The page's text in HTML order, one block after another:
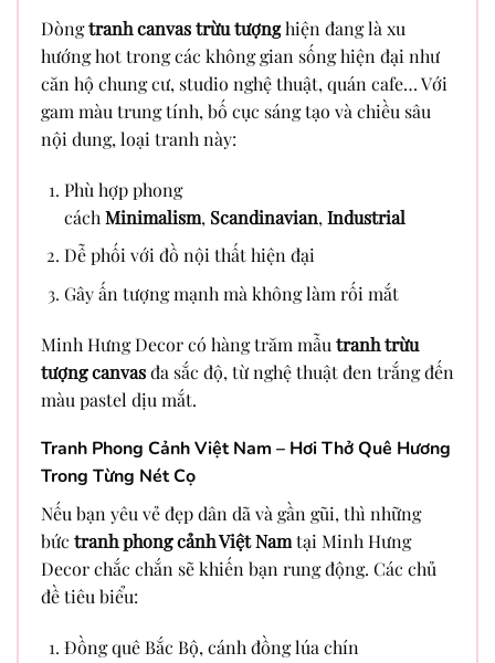
Dòngtranh canvas trừu tượnghiện đang là xu
hướng hot trong các không gian sống hiện đại như
căn hộ chung cư, studio nghệ thuật, quán cafe… Với
gam màu trung tính, bố cục sáng tạo và chiều sâu
nội dung, loại tranh này:
Phù hợp phong
cách Minimalism, Scandinavian, Industrial
Dễ phối với đồ nội thất hiện đại
Gây ấn tượng mạnh mà không làm rối mắt
Minh Hưng Decor có hàng trăm mẫu tranh trừu
tượng canvasđa sắc độ, từ nghệ thuật đen trắng đến
màu pastel dịu mắt.
Tranh Phong Cảnh Việt Nam – Hơi Thở Quê Hương
Trong Từng Nét Cọ
Nếu bạn yêu vẻ đẹp dân dã và gần gũi, thì những
bức tranh phong cảnh Việt Namtại Minh Hưng
Decor chắc chắn sẽ khiến bạn rung động. Các chủ
đề tiêu biểu:
Đồng quê Bắc Bộ, cánh đồng lúa chín